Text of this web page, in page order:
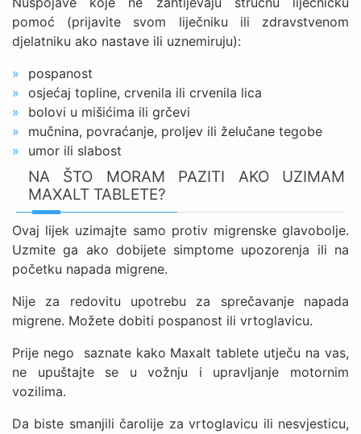
pomoć (prijavite svom liječniku ili zdravstvenom
djelatniku ako nastave ili uznemiruju):
pospanost
osjećaj topline, crvenila ili crvenila lica
bolovi u mišićima ili grčevi
mučnina, povraćanje, proljev ili želučane tegobe
umor ili slabost
NA ŠTO MORAM PAZITI AKO UZIMAM
MAXALT TABLETE?
Ovaj lijek uzimajte samo protiv migrenske glavobolje.
Uzmite ga ako dobijete simptome upozorenja ili na
početku napada migrene.
Nije za redovitu upotrebu za sprečavanje napada
migrene. Možete dobiti pospanost ili vrtoglavicu.
Prije nego saznate kako Maxalt tablete utječu na vas,
ne upuštajte se u vožnju i upravljanje motornim
vozilima.
Da biste smanjili čarolije za vrtoglavicu ili nesvjesticu,